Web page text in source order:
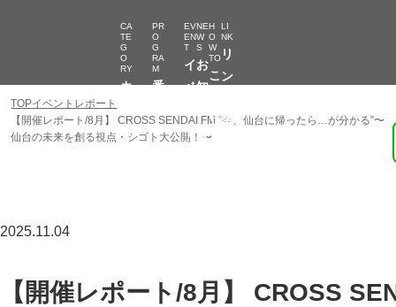
CA
TE
G
O
RY
カ
PR
O
G
RA
M
番
一
EV
EN
T
イ
ベ
ト
NE
W
S
お
知
せ
H
O
W
TO
こ
サ
イ
LI
NK
リ
ン
集
TOPイベントレポート
【開催レポート/8月】 CROSS SENDAI FM “今、仙台に帰ったら…が分かる”〜
仙台の未来を創る視点・シゴト大公開！〜
2025.11.04
【開催レポート/8月】 CROSS